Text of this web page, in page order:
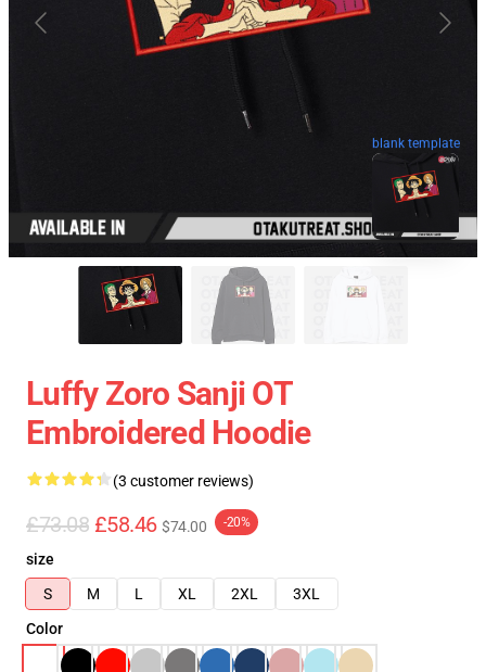
blank template
Luffy Zoro Sanji OT
Embroidered Hoodie
(3 customer reviews)
£73.08 £58.46 $74.00 -20%
size
S
M L XL 2XL
3XL
Color